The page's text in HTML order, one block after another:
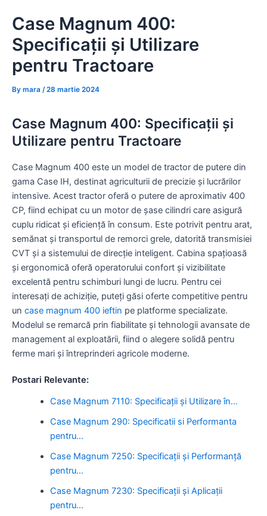
content
Case Magnum 400:
Specificații și Utilizare
pentru Tractoare
By mara /28 martie 2024
Case Magnum 400: Specificații și
Utilizare pentru Tractoare
Case Magnum 400 este un model de tractor de putere din
gama Case IH, destinat agriculturii de precizie și lucrărilor
intensive. Acest tractor oferă o putere de aproximativ 400
CP, fiind echipat cu un motor de șase cilindri care asigură
cuplu ridicat și eficiență în consum. Este potrivit pentru arat,
semănat și transportul de remorci grele, datorită transmisiei
CVT și a sistemului de direcție inteligent. Cabina spațioasă
și ergonomică oferă operatorului confort și vizibilitate
excelentă pentru schimburi lungi de lucru. Pentru cei
interesați de achiziție, puteți găsi oferte competitive pentru
un case magnum 400 ieftin pe platforme specializate.
Modelul se remarcă prin fiabilitate și tehnologii avansate de
management al exploatării, fiind o alegere solidă pentru
ferme mari și întreprinderi agricole moderne.
Postari Relevante:
Case Magnum 7110: Specificații și Utilizare în…
Case Magnum 290: Specificatii si Performanta
pentru…
Case Magnum 7250: Specificații și Performanță
pentru…
Case Magnum 7230: Specificații și Aplicații
pentru…